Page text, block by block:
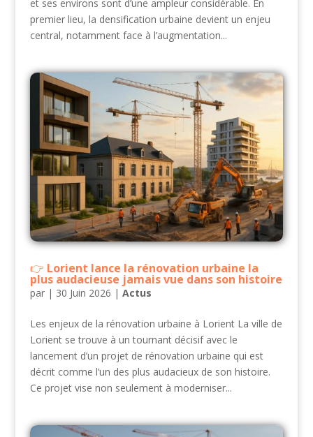
et ses environs sont d’une ampleur considérable. En
premier lieu, la densification urbaine devient un enjeu
central, notamment face à l’augmentation...
Lorient lance la rénovation urbaine la
plus audacieuse jamais vue dans son histoire
par | 30 Juin 2026 | Actus
Les enjeux de la rénovation urbaine à Lorient La ville de
Lorient se trouve à un tournant décisif avec le
lancement d’un projet de rénovation urbaine qui est
décrit comme l’un des plus audacieux de son histoire.
Ce projet vise non seulement à moderniser...